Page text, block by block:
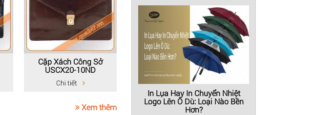
Cặp Xách Công Sở
USCX20-10ND
Chi tiết
Xem thêm
In Lụa Hay In Chuyển Nhiệt
Logo Lên Ô Dù: Loại Nào Bền
Hơn?